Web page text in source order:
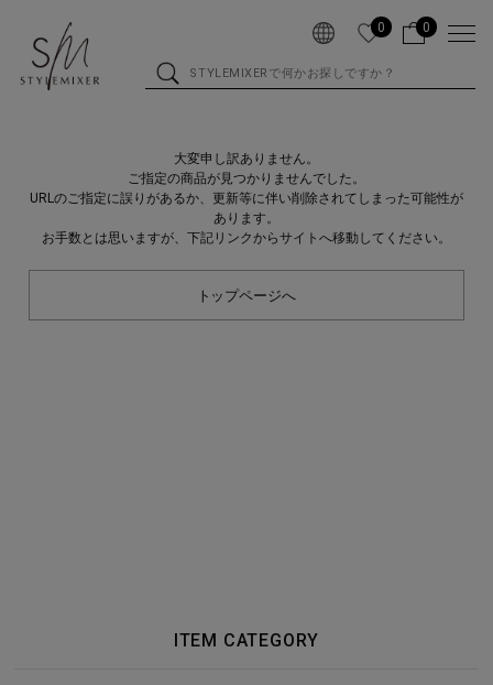
0 0
大変申し訳ありません。
ご指定の商品が見つかりませんでした。
URLのご指定に誤りがあるか、更新等に伴い削除されてしまった可能性が
あります。
お手数とは思いますが、下記リンクからサイトへ移動してください。
トップページへ
ITEM CATEGORY